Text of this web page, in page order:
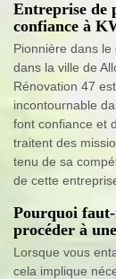
Entreprise de
confiance à
Pionnière dans le
dans la ville de
Rénovation 47
incontournable
font confiance et
traitent des
tenu de sa
de cette
Pourquoi
procéder à
Lorsque vous
cela implique